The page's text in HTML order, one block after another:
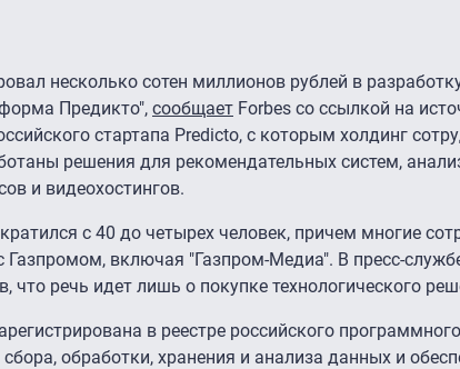
несколько сотен миллионов рублей в
Предикто", сообщает Forbes со ссылкой на
стартапа Predicto, с которым холдинг
решения для рекомендательных систем,
и видеохостингов.
с 40 до четырех человек, причем многие
Газпромом, включая "Газпром-Медиа". В пресс-
что речь идет лишь о покупке технологического
в реестре российского
обработки, хранения и анализа данных и